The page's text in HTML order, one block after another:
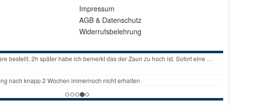
Impressum
AGB & Datenschutz
Widerrufsbelehrung